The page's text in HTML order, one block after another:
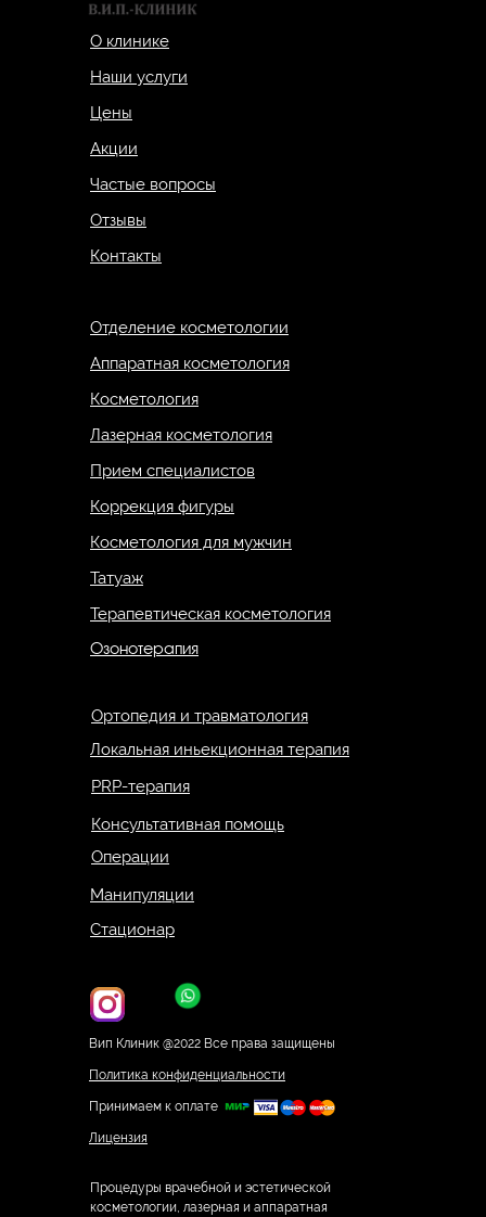
Процедуры врачебной и эстетической
косметологии, лазерная и аппаратная
Вип Клиник @2022 Все права защищены
Политика конфиденциальности
Принимаем к оплате
Лицензия
О клинике
Отделение косметологии
Отзывы
Цены
Акции
Частые вопросы
Контакты
Наши услуги
Аппаратная косметология
Косметология
Лазерная косметология
Прием специалистов
Коррекция фигуры
Косметология для мужчин
Татуаж
Терапевтическая косметология
Озонотерапия
Ортопедия и травматология
Локальная иньекционная терапия
PRP-терапия
Консультативная помощь
Операции
Манипуляции
Стационар